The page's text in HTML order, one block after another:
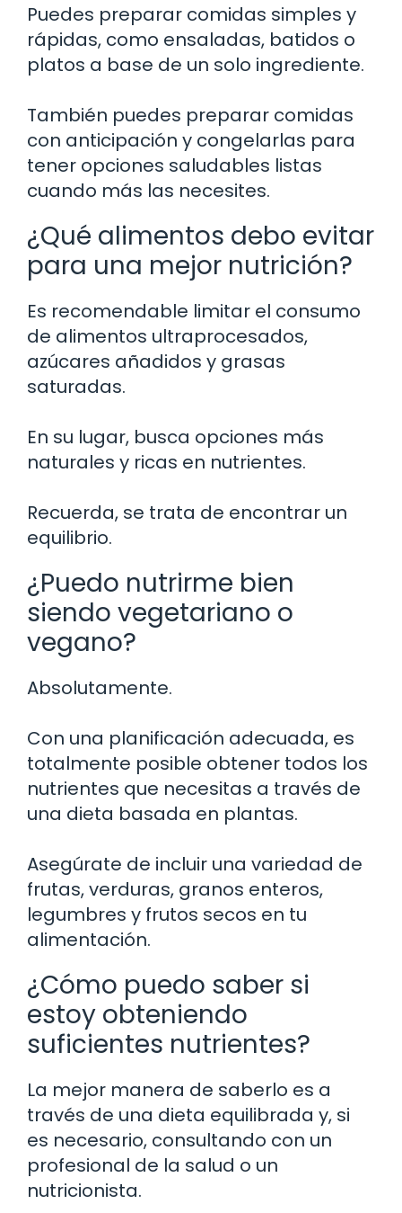
Puedes preparar comidas simples y
rápidas, como ensaladas, batidos o
platos a base de un solo ingrediente.
También puedes preparar comidas
con anticipación y congelarlas para
tener opciones saludables listas
cuando más las necesites.
¿Qué alimentos debo evitar
para una mejor nutrición?
Es recomendable limitar el consumo
de alimentos ultraprocesados,
azúcares añadidos y grasas
saturadas.
En su lugar, busca opciones más
naturales y ricas en nutrientes.
Recuerda, se trata de encontrar un
equilibrio.
¿Puedo nutrirme bien
siendo vegetariano o
vegano?
Absolutamente.
Con una planificación adecuada, es
totalmente posible obtener todos los
nutrientes que necesitas a través de
una dieta basada en plantas.
Asegúrate de incluir una variedad de
frutas, verduras, granos enteros,
legumbres y frutos secos en tu
alimentación.
¿Cómo puedo saber si
estoy obteniendo
suficientes nutrientes?
La mejor manera de saberlo es a
través de una dieta equilibrada y, si
es necesario, consultando con un
profesional de la salud o un
nutricionista.